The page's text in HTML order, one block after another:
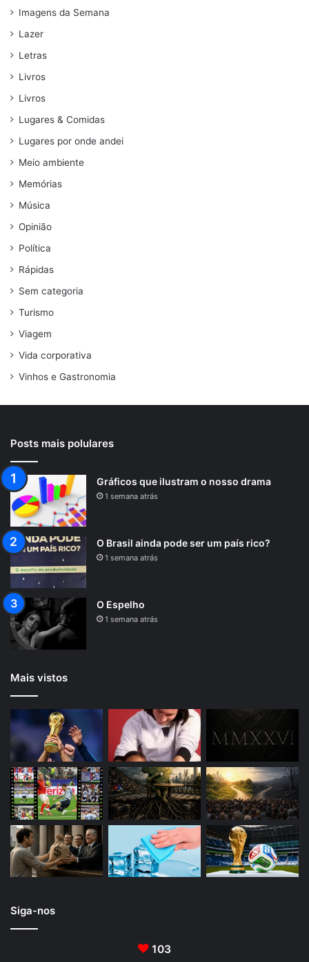
Imagens da Semana
Lazer
Letras
Livros
Livros
Lugares & Comidas
Lugares por onde andei
Meio ambiente
Memórias
Música
Opinião
Política
Rápidas
Sem categoria
Turismo
Viagem
Vida corporativa
Vinhos e Gastronomia
Posts mais polulares
Gráficos que ilustram o nosso drama
1 semana atrás
O Brasil ainda pode ser um país rico?
1 semana atrás
O Espelho
1 semana atrás
Mais vistos
Siga-nos
103